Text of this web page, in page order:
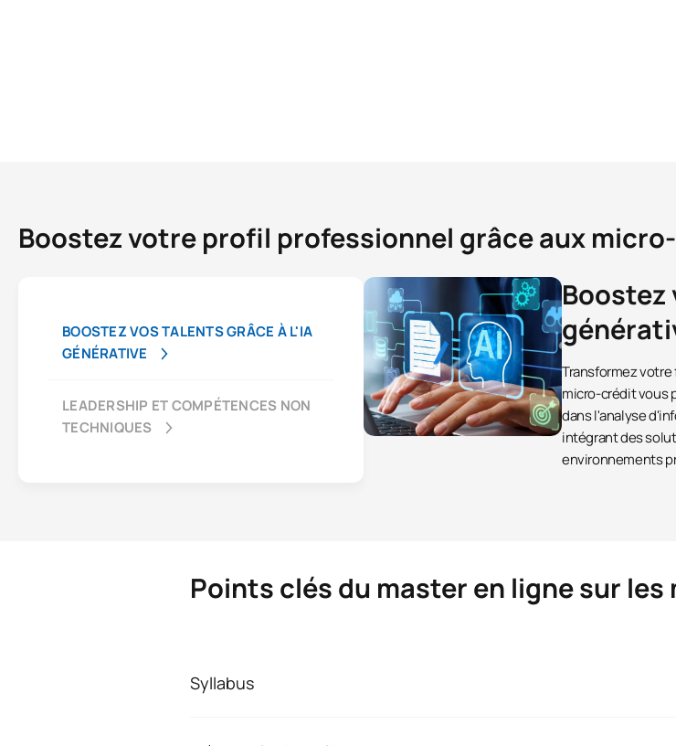
Boostez votre profil professionnel grâce aux
BOOSTEZ VOS TALENTS GRÂCE À L'IA
GÉNÉRATIVE
LEADERSHIP ET COMPÉTENCES NON
TECHNIQUES
Boostez
Transformez
micro-crédit vous
dans l'analyse
intégrant des
environnements
Points clés du master en ligne sur
Syllabus